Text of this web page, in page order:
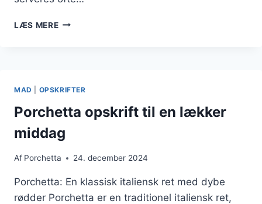
LÆS MEREPORCHETTA
LUKSURIØS
RET
MAD OPSKRIFTER
Porchetta opskrift til en lækker
middag
Af Porchetta 24. december 2024
Porchetta: En klassisk italiensk ret med dybe
rødder Porchetta er en traditionel italiensk ret,